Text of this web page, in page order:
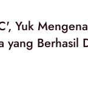
Yuk
yang Berhasil